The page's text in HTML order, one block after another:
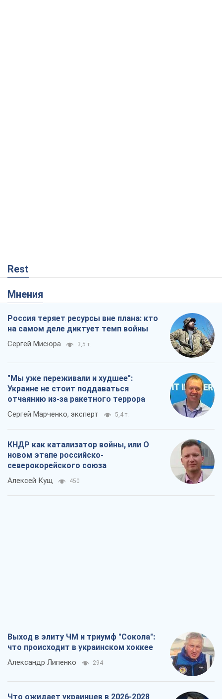
Rest
Мнения
Россия теряет ресурсы вне плана: кто
на самом деле диктует темп войны
Сергей Мисюра 3,5 т.
"Мы уже переживали и худшее":
Украине не стоит поддаваться
отчаянию из-за ракетного террора
Сергей Марченко, эксперт 5,4 т.
КНДР как катализатор войны, или О
новом этапе российско-
северокорейского союза
Алексей Кущ 450
Выход в элиту ЧМ и триумф "Сокола":
что происходит в украинском хоккее
Александр Липенко 294
Что ожидает украинцев в 2026-2028